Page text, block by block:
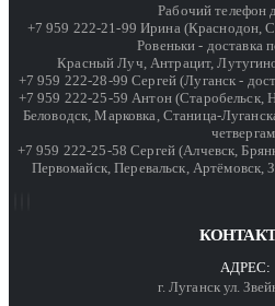
Рабочий телефон
+7 959 222-21-99 Ирина (Краснодон,
Ровеньки - доставка
Красный Луч, Антрацит,
+7 959 222-28-99 Сергей (Луганск -
+7 959 222-25-59 Антон (Старобельск,
Беловодск, Марковка, Станица-
+7 959 222-25-58 Сергей (Алчевск,
Первомайск, Перевальск, Артёмовск,
АДРЕС:
г. Луганск ул.